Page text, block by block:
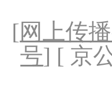
[网上传
号] [ 京